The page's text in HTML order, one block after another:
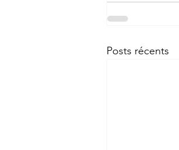
Posts récents